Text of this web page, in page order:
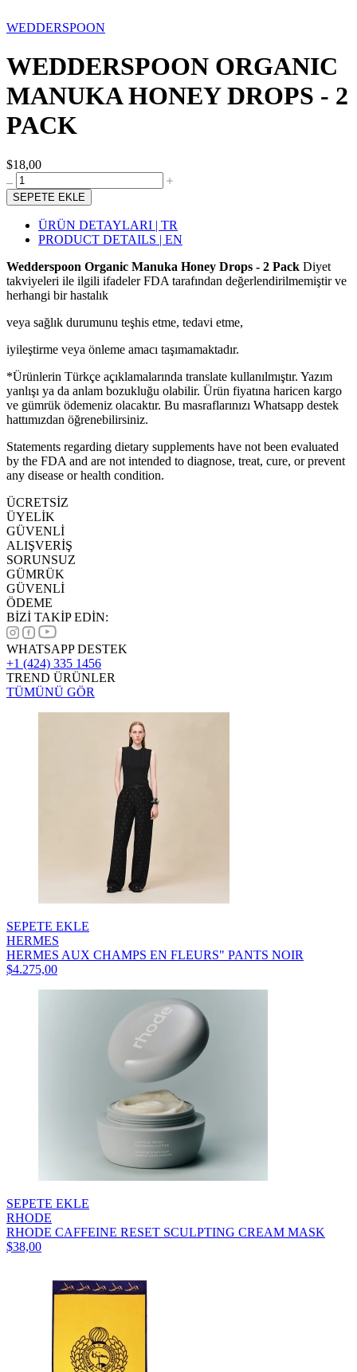
WEDDERSPOON
WEDDERSPOON ORGANIC
MANUKA HONEY DROPS - 2
PACK
$18,00
SEPETE EKLE
ÜRÜN DETAYLARI | TR
PRODUCT DETAILS | EN
Wedderspoon Organic Manuka Honey Drops - 2 Pack Diyet
takviyeleri ile ilgili ifadeler FDA tarafından değerlendirilmemiştir ve
herhangi bir hastalık
veya sağlık durumunu teşhis etme, tedavi etme,
iyileştirme veya önleme amacı taşımamaktadır.
*Ürünlerin Türkçe açıklamalarında translate kullanılmıştır. Yazım
yanlışı ya da anlam bozukluğu olabilir. Ürün fiyatına haricen kargo
ve gümrük ödemeniz olacaktır. Bu masraflarınızı Whatsapp destek
hattımızdan öğrenebilirsiniz.
Statements regarding dietary supplements have not been evaluated
by the FDA and are not intended to diagnose, treat, cure, or prevent
any disease or health condition.
ÜCRETSİZ
ÜYELİK
GÜVENLİ
ALIŞVERİŞ
SORUNSUZ
GÜMRÜK
GÜVENLİ
ÖDEME
BİZİ TAKİP EDİN:
WHATSAPP DESTEK
+1 (424) 335 1456
TREND ÜRÜNLER
TÜMÜNÜ GÖR
SEPETE EKLE
HERMES
HERMES AUX CHAMPS EN FLEURS" PANTS NOIR
$4.275,00
SEPETE EKLE
RHODE
RHODE CAFFEINE RESET SCULPTING CREAM MASK
$38,00